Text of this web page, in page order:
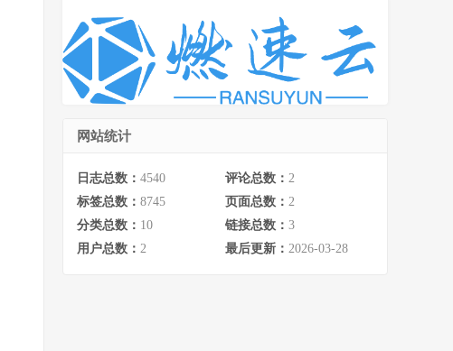
网站统计
日志总数： 4540 评论总数： 2
标签总数： 8745 页面总数： 2
分类总数： 10 链接总数： 3
用户总数： 2 最后更新： 2026-03-28